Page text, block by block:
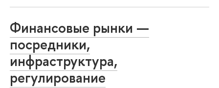
Финансовые рынки —
посредники,
инфраструктура,
регулирование